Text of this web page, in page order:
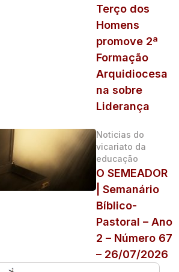
Terço dos
Homens
promove 2ª
Formação
Arquidiocesa
na sobre
Liderança
Noticias do
vicariato da
educação
O SEMEADOR
| Semanário
Bíblico-
Pastoral – Ano
2 – Número 67
– 26/07/2026